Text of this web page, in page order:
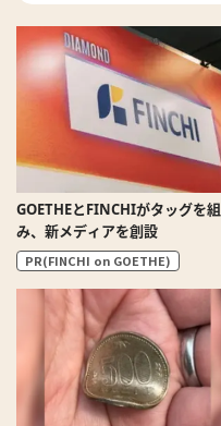
GOETHEとFINCHIがタッグを組
み、新メディアを創設
PR(FINCHI on GOETHE)